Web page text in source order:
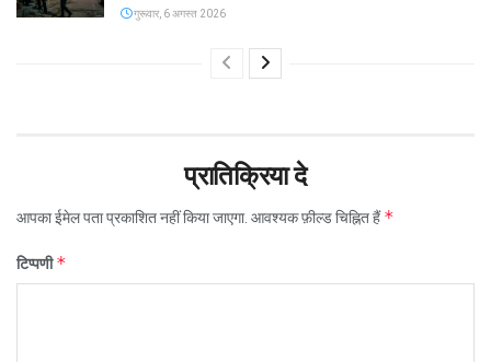
गुरूवार, 6 अगस्त 2026
प्रातिक्रिया दे
आपका ईमेल पता प्रकाशित नहीं किया जाएगा. आवश्यक फ़ील्ड चिह्नित हैं*
टिप्पणी*